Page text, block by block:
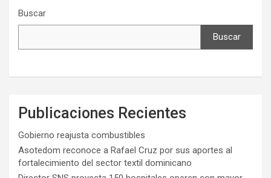
Buscar
Buscar
Publicaciones Recientes
Gobierno reajusta combustibles
Asotedom reconoce a Rafael Cruz por sus aportes al
fortalecimiento del sector textil dominicano